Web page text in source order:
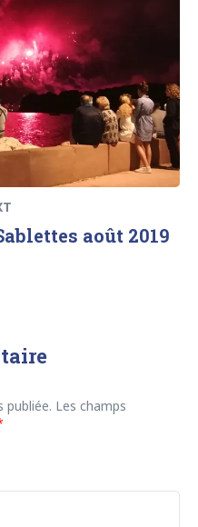
août 2019
publiée. Les champs